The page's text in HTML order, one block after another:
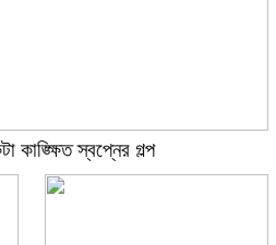
কাঙ্ক্ষিত স্বপ্নের গল্প